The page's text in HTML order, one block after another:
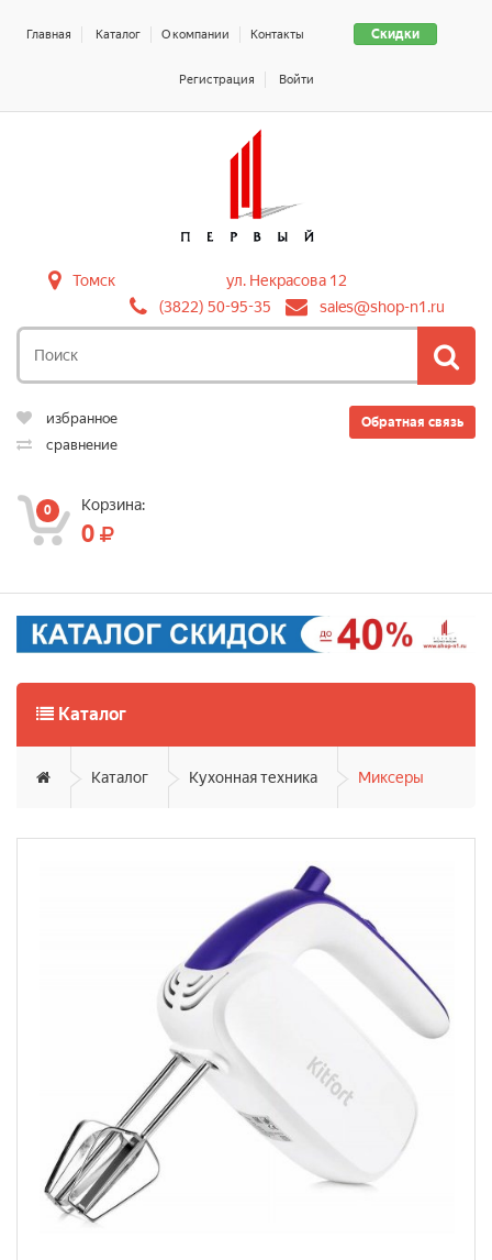
Скидки
Главная Каталог О компании Контакты
Регистрация Войти
Томск
ул. Некрасова 12
(3822) 50-95-35
sales@shop-n1.ru
Обратная связь
избранное
сравнение
0 Корзина:
0
Каталог
Каталог Кухонная техника Миксеры